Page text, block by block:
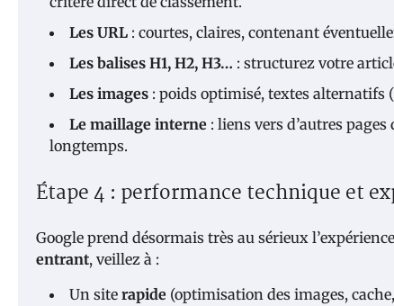
Les URL : courtes, claires, contenant
Les balises H1, H2, H3… : structurez votre
Les images : poids optimisé, textes alternatifs
Le maillage interne : liens vers d’autres
longtemps.
Étape 4 : performance technique et
Google prend désormais très au sérieux
entrant, veillez à :
Un site rapide (optimisation des images,